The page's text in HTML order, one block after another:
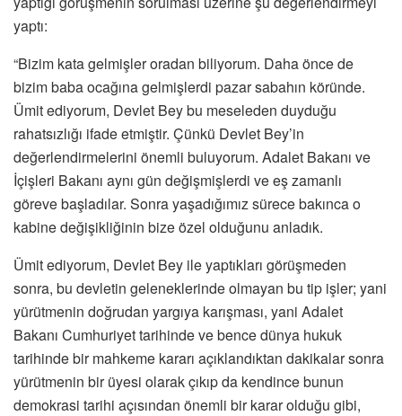
yaptı:
“Bizim kata gelmişler oradan biliyorum. Daha önce de
bizim baba ocağına gelmişlerdi pazar sabahın köründe.
Ümit ediyorum, Devlet Bey bu meseleden duyduğu
rahatsızlığı ifade etmiştir. Çünkü Devlet Bey’in
değerlendirmelerini önemli buluyorum. Adalet Bakanı ve
İçişleri Bakanı aynı gün değişmişlerdi ve eş zamanlı
göreve başladılar. Sonra yaşadığımız sürece bakınca o
kabine değişikliğinin bize özel olduğunu anladık.
Ümit ediyorum, Devlet Bey ile yaptıkları görüşmeden
sonra, bu devletin geleneklerinde olmayan bu tip işler; yani
yürütmenin doğrudan yargıya karışması, yani Adalet
Bakanı Cumhuriyet tarihinde ve bence dünya hukuk
tarihinde bir mahkeme kararı açıklandıktan dakikalar sonra
yürütmenin bir üyesi olarak çıkıp da kendince bunun
demokrasi tarihi açısından önemli bir karar olduğu gibi,